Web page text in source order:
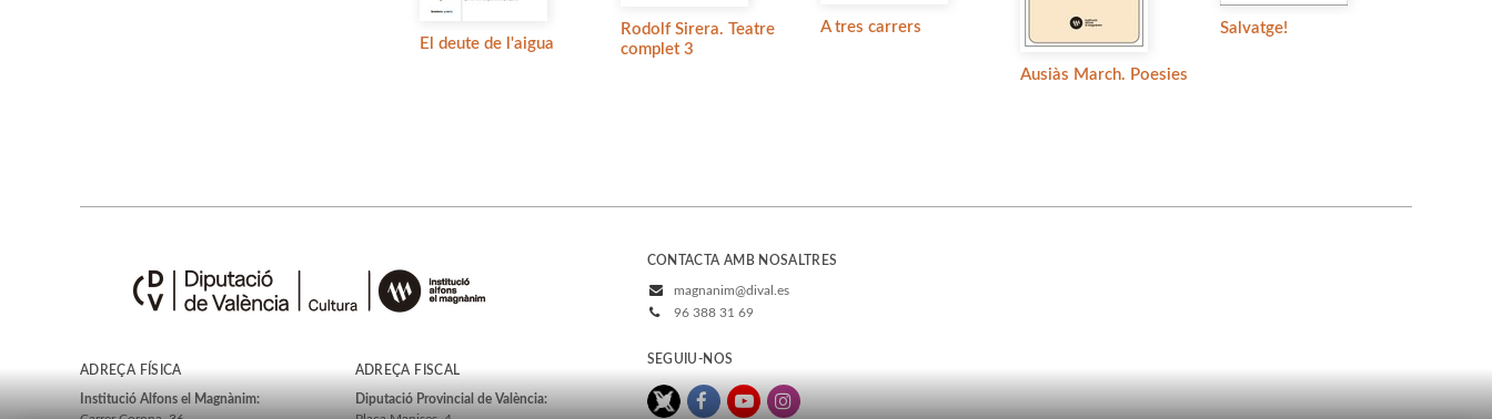
El deute de l'aigua
Rodolf Sirera. Teatre
complet 3
A tres carrers
Ausiàs March. Poesies
Salvatge!
ADREÇA FÍSICA
Institució Alfons el Magnànim:
ADREÇA FISCAL
Diputació Provincial de València:
CONTACTA AMB NOSALTRES
magnanim@dival.es
96 388 31 69
SEGUIU-NOS